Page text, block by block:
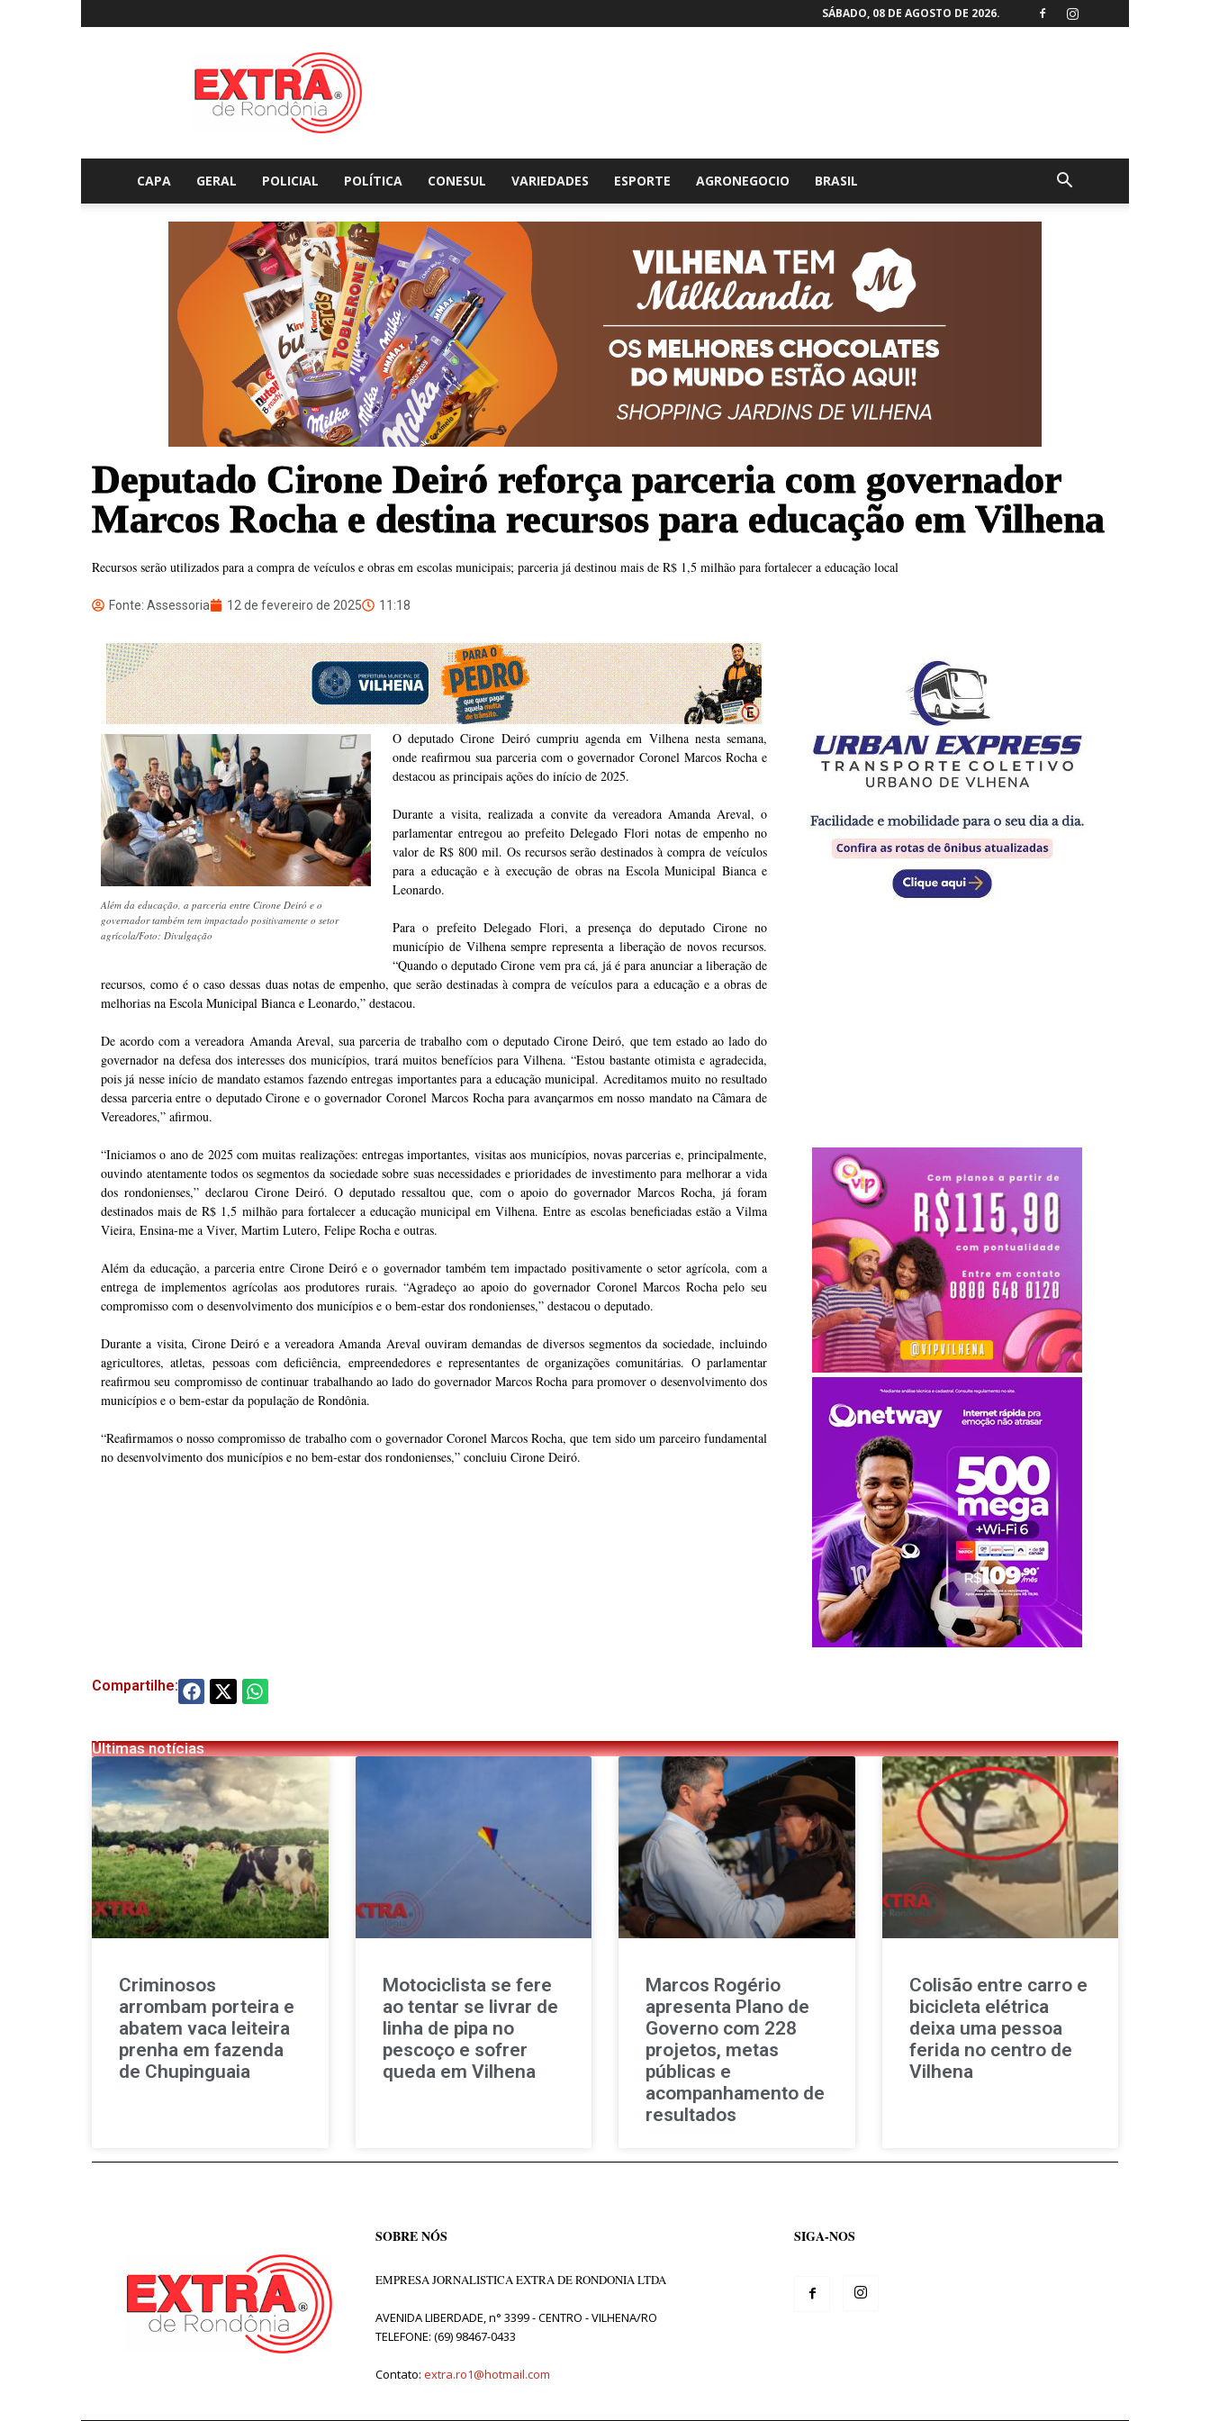
SÁBADO, 08 DE AGOSTO DE 2026.
Extraderondonia.com.br
CAPA GERAL POLICIAL POLÍTICA CONESUL VARIEDADES ESPORTE AGRONEGOCIO BRASIL
Deputado Cirone Deiró reforça parceria com governador
Marcos Rocha e destina recursos para educação em Vilhena
Recursos serão utilizados para a compra de veículos e obras em escolas municipais; parceria já destinou mais de R$ 1,5 milhão para fortalecer a educação local
Fonte: Assessoria 12 de fevereiro de 2025 11:18
Além da educação, a parceria entre Cirone Deiró e o
governador também tem impactado positivamente o setor
agrícola/Foto: Divulgação
O deputado Cirone Deiró cumpriu agenda em Vilhena nesta semana,
onde reafirmou sua parceria com o governador Coronel Marcos Rocha e
destacou as principais ações do início de 2025.
Durante a visita, realizada a convite da vereadora Amanda Areval, o
parlamentar entregou ao prefeito Delegado Flori notas de empenho no
valor de R$ 800 mil. Os recursos serão destinados à compra de veículos
para a educação e à execução de obras na Escola Municipal Bianca e
Leonardo.
Para o prefeito Delegado Flori, a presença do deputado Cirone no
município de Vilhena sempre representa a liberação de novos recursos.
“Quando o deputado Cirone vem pra cá, já é para anunciar a liberação de
recursos, como é o caso dessas duas notas de empenho, que serão destinadas à compra de veículos para a educação e a obras de
melhorias na Escola Municipal Bianca e Leonardo,” destacou.
De acordo com a vereadora Amanda Areval, sua parceria de trabalho com o deputado Cirone Deiró, que tem estado ao lado do
governador na defesa dos interesses dos municípios, trará muitos benefícios para Vilhena. “Estou bastante otimista e agradecida,
pois já nesse início de mandato estamos fazendo entregas importantes para a educação municipal. Acreditamos muito no resultado
dessa parceria entre o deputado Cirone e o governador Coronel Marcos Rocha para avançarmos em nosso mandato na Câmara de
Vereadores,” afirmou.
“Iniciamos o ano de 2025 com muitas realizações: entregas importantes, visitas aos municípios, novas parcerias e, principalmente,
ouvindo atentamente todos os segmentos da sociedade sobre suas necessidades e prioridades de investimento para melhorar a vida
dos rondonienses,” declarou Cirone Deiró. O deputado ressaltou que, com o apoio do governador Marcos Rocha, já foram
destinados mais de R$ 1,5 milhão para fortalecer a educação municipal em Vilhena. Entre as escolas beneficiadas estão a Vilma
Vieira, Ensina-me a Viver, Martim Lutero, Felipe Rocha e outras.
Além da educação, a parceria entre Cirone Deiró e o governador também tem impactado positivamente o setor agrícola, com a
entrega de implementos agrícolas aos produtores rurais. “Agradeço ao apoio do governador Coronel Marcos Rocha pelo seu
compromisso com o desenvolvimento dos municípios e o bem-estar dos rondonienses,” destacou o deputado.
Durante a visita, Cirone Deiró e a vereadora Amanda Areval ouviram demandas de diversos segmentos da sociedade, incluindo
agricultores, atletas, pessoas com deficiência, empreendedores e representantes de organizações comunitárias. O parlamentar
reafirmou seu compromisso de continuar trabalhando ao lado do governador Marcos Rocha para promover o desenvolvimento dos
municípios e o bem-estar da população de Rondônia.
“Reafirmamos o nosso compromisso de trabalho com o governador Coronel Marcos Rocha, que tem sido um parceiro fundamental
no desenvolvimento dos municípios e no bem-estar dos rondonienses,” concluiu Cirone Deiró.
Compartilhe:
Últimas notícias
Criminosos
arrombam porteira e
abatem vaca leiteira
prenha em fazenda
de Chupinguaia
Motociclista se fere
ao tentar se livrar de
linha de pipa no
pescoço e sofrer
queda em Vilhena
Marcos Rogério
apresenta Plano de
Governo com 228
projetos, metas
públicas e
acompanhamento de
resultados
Colisão entre carro e
bicicleta elétrica
deixa uma pessoa
ferida no centro de
Vilhena
SOBRE NÓS
EMPRESA JORNALISTICA EXTRA DE RONDONIA LTDA
AVENIDA LIBERDADE, n° 3399 - CENTRO - VILHENA/RO
TELEFONE: (69) 98467-0433
Contato: extra.ro1@hotmail.com
SIGA-NOS